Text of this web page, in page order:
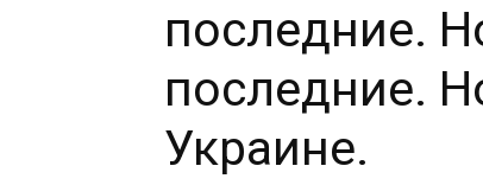
последние.
последние.
Украине.